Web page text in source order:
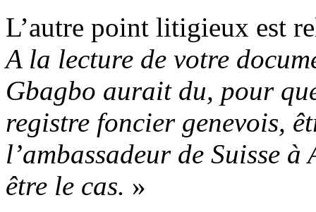
L’autre point litigieux est
A la lecture de votre
Gbagbo aurait du, pour
registre foncier genevois,
l’ambassadeur de Suisse
être le cas. »